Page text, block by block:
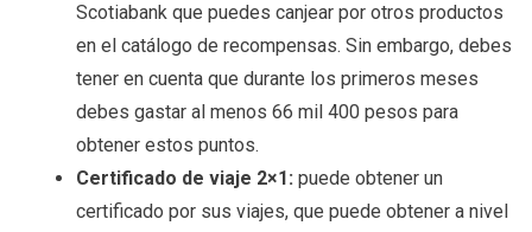
Scotiabank que puedes canjear por otros productos
en el catálogo de recompensas. Sin embargo, debes
tener en cuenta que durante los primeros meses
debes gastar al menos 66 mil 400 pesos para
obtener estos puntos.
Certificado de viaje 2×1: puede obtener un
certificado por sus viajes, que puede obtener a nivel